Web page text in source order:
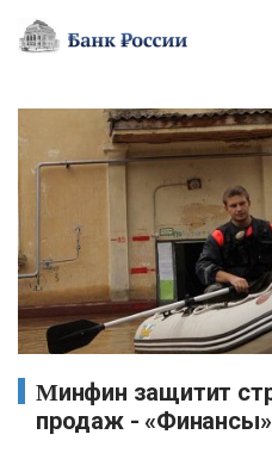
Минфин защитит страховщиков от
продаж - «Финансы»